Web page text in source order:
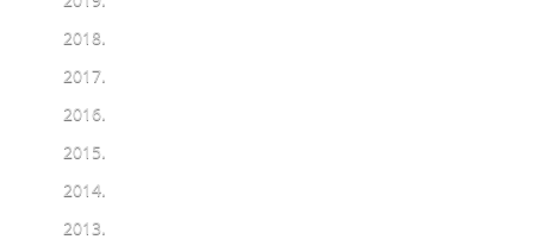
2018.
2017.
2016.
2015.
2014.
2013.